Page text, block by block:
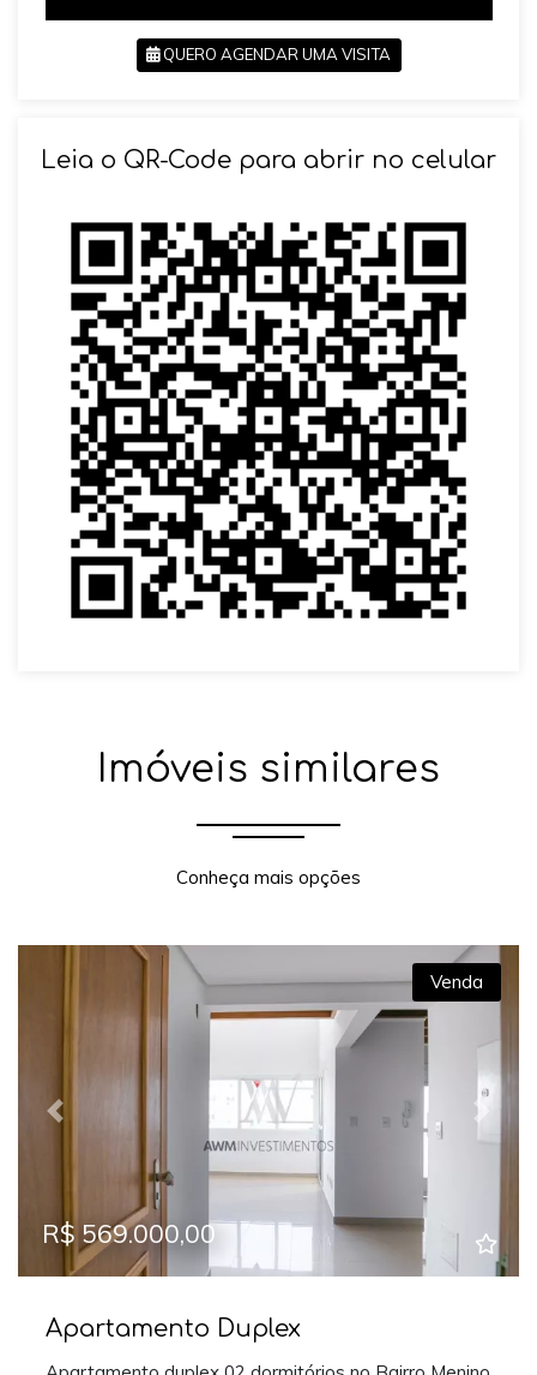
QUERO AGENDAR UMA VISITA
Leia o QR-Code para abrir no celular
Imóveis similares
Conheça mais opções
Previous
Venda
R$ 569.000,00
Apartamento Duplex